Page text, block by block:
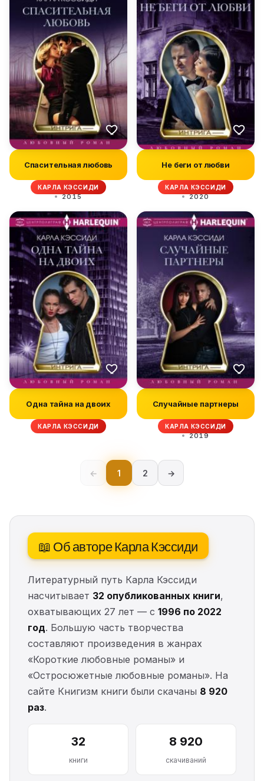
Спасительная любовь
КАРЛА КЭССИДИ
2015
Не беги от любви
КАРЛА КЭССИДИ
2020
Одна тайна на двоих
КАРЛА КЭССИДИ
Случайные партнеры
КАРЛА КЭССИДИ
2019
← 1 2 →
📖 Об авторе Карла Кэссиди
Литературный путь Карла Кэссиди
насчитывает 32 опубликованных книги,
охватывающих 27 лет — с 1996 по 2022
год. Большую часть творчества
составляют произведения в жанрах
«Короткие любовные романы» и
«Остросюжетные любовные романы». На
сайте Книгизм книги были скачаны 8 920
раз.
32
книги
8 920
скачиваний